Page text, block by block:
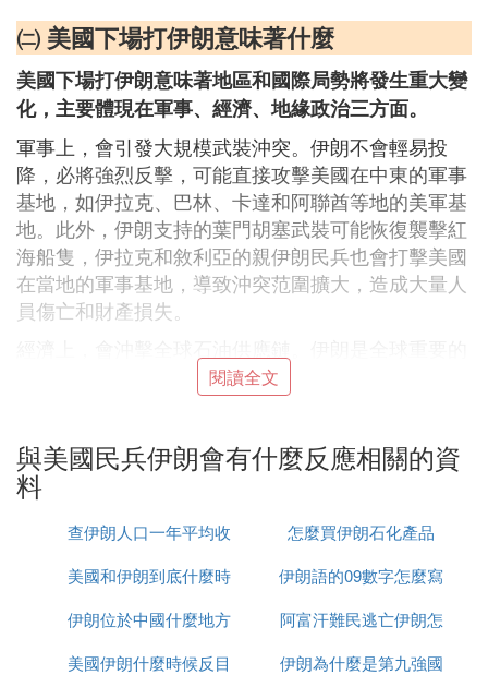
㈡ 美國下場打伊朗意味著什麼
美國下場打伊朗意味著地區和國際局勢將發生重大變
化，主要體現在軍事、經濟、地緣政治三方面。
軍事上，會引發大規模武裝沖突。伊朗不會輕易投
降，必將強烈反擊，可能直接攻擊美國在中東的軍事
基地，如伊拉克、巴林、卡達和阿聯酋等地的美軍基
地。此外，伊朗支持的葉門胡塞武裝可能恢復襲擊紅
海船隻，伊拉克和敘利亞的親伊朗民兵也會打擊美國
在當地的軍事基地，導致沖突范圍擴大，造成大量人
員傷亡和財產損失。
石油供應國，美國對伊朗石油產業的干涉，會使石油
產量下降、出口受阻，導致國際油價大幅上漲，增加
全球市場避險情緒將升溫，股市、匯市等金融市場會
劇烈波動。
地緣政治上，美國若控制伊朗，將重新掌握中東主導
權，鞏固其在全球的能源和金融影響力。但這會引發
俄羅斯的強烈反應，因為伊朗是俄羅斯在中東的重要
樞紐，若伊朗局勢生變，中國在中東的影響力可能被
削弱，能源安全和經濟走廊穩定也會受到影響。此
閱讀全文
與美國民兵伊朗會有什麼反應相關的資
料
查伊朗人口一年平均收
入多少
怎麼買伊朗石化產品
美國和伊朗到底什麼時
候打
伊朗語的09數字怎麼寫
伊朗位於中國什麼地方
阿富汗難民逃亡伊朗怎
麼辦
美國伊朗什麼時候反目
伊朗為什麼是第九強國